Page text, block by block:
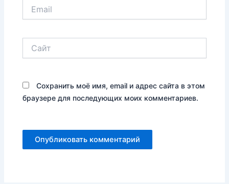
Сохранить моё имя, email и адрес сайта в этом
браузере для последующих моих комментариев.